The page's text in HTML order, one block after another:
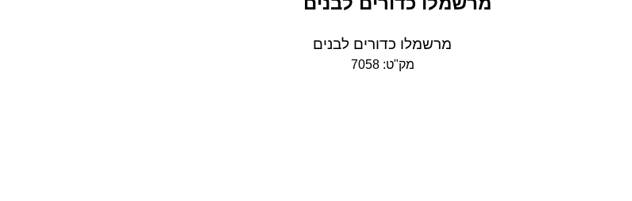
מרשמלו כדורים לבנים
מק"ט: 7058